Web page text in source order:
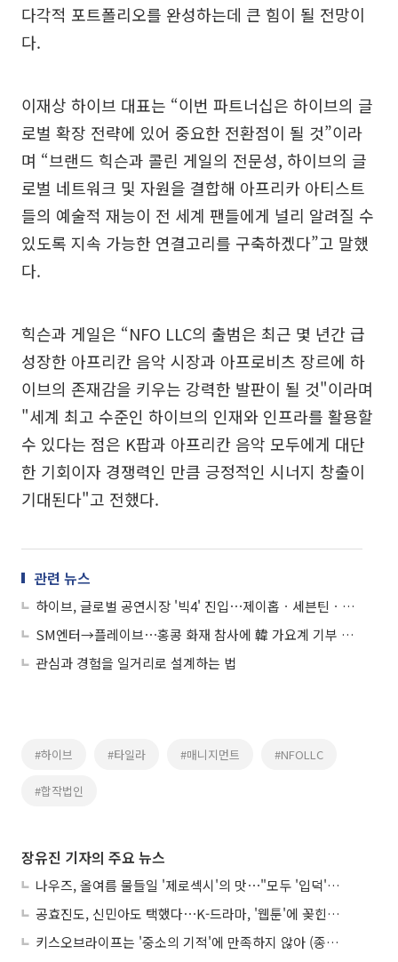
다각적 포트폴리오를 완성하는데 큰 힘이 될 전망이
다.
이재상 하이브 대표는 “이번 파트너십은 하이브의 글
로벌 확장 전략에 있어 중요한 전환점이 될 것”이라
며 “브랜드 힉슨과 콜린 게일의 전문성, 하이브의 글
로벌 네트워크 및 자원을 결합해 아프리카 아티스트
들의 예술적 재능이 전 세계 팬들에게 널리 알려질 수
있도록 지속 가능한 연결고리를 구축하겠다”고 말했
다.
힉슨과 게일은 “NFO LLC의 출범은 최근 몇 년간 급
성장한 아프리칸 음악 시장과 아프로비츠 장르에 하
이브의 존재감을 키우는 강력한 발판이 될 것"이라며
"세계 최고 수준인 하이브의 인재와 인프라를 활용할
수 있다는 점은 K팝과 아프리칸 음악 모두에게 대단
한 기회이자 경쟁력인 만큼 긍정적인 시너지 창출이
기대된다"고 전했다.
관련 뉴스
하이브, 글로벌 공연시장 '빅4' 진입⋯제이홉ㆍ세븐틴ㆍ엔하이픈 '열일'했다
SM엔터→플레이브⋯홍콩 화재 참사에 韓 가요계 기부 행렬
관심과 경험을 일거리로 설계하는 법
#하이브 #타일라 #매니지먼트 #NFOLLC
#합작법인
장유진 기자의 주요 뉴스
나우즈, 올여름 물들일 '제로섹시'의 맛⋯"모두 '입덕'시킬 것"
공효진도, 신민아도 택했다⋯K-드라마, '웹툰'에 꽂힌 이유
키스오브라이프는 '중소의 기적'에 만족하지 않아 (종합)